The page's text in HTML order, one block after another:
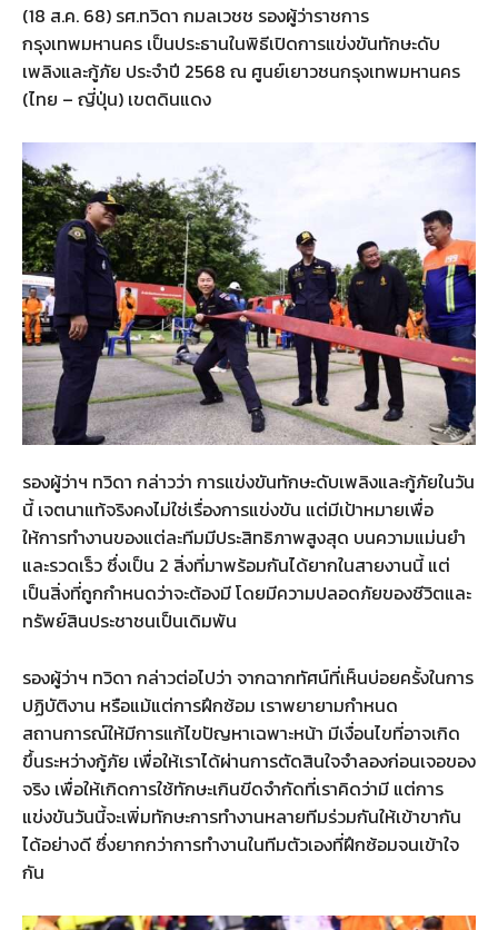
(18 ส.ค. 68) รศ.ทวิดา กมลเวชช รองผู้ว่าราชการ
กรุงเทพมหานคร เป็นประธานในพิธีเปิดการแข่งขันทักษะดับ
เพลิงและกู้ภัย ประจำปี 2568 ณ ศูนย์เยาวชนกรุงเทพมหานคร
(ไทย – ญี่ปุ่น) เขตดินแดง
รองผู้ว่าฯ ทวิดา กล่าวว่า การแข่งขันทักษะดับเพลิงและกู้ภัยในวัน
นี้ เจตนาแท้จริงคงไม่ใช่เรื่องการแข่งขัน แต่มีเป้าหมายเพื่อ
ให้การทำงานของแต่ละทีมมีประสิทธิภาพสูงสุด บนความแม่นยำ
และรวดเร็ว ซึ่งเป็น 2 สิ่งที่มาพร้อมกันได้ยากในสายงานนี้ แต่
เป็นสิ่งที่ถูกกำหนดว่าจะต้องมี โดยมีความปลอดภัยของชีวิตและ
ทรัพย์สินประชาชนเป็นเดิมพัน
รองผู้ว่าฯ ทวิดา กล่าวต่อไปว่า จากฉากทัศน์ที่เห็นบ่อยครั้งในการ
ปฏิบัติงาน หรือแม้แต่การฝึกซ้อม เราพยายามกำหนด
สถานการณ์ให้มีการแก้ไขปัญหาเฉพาะหน้า มีเงื่อนไขที่อาจเกิด
ขึ้นระหว่างกู้ภัย เพื่อให้เราได้ผ่านการตัดสินใจจำลองก่อนเจอของ
จริง เพื่อให้เกิดการใช้ทักษะเกินขีดจำกัดที่เราคิดว่ามี แต่การ
แข่งขันวันนี้จะเพิ่มทักษะการทำงานหลายทีมร่วมกันให้เข้าขากัน
ได้อย่างดี ซึ่งยากกว่าการทำงานในทีมตัวเองที่ฝึกซ้อมจนเข้าใจ
กัน